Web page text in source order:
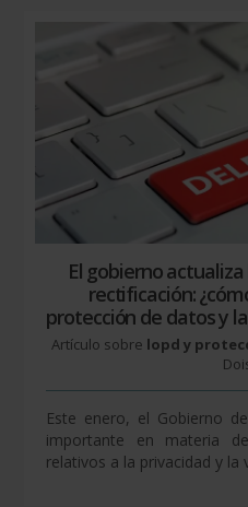
El gobierno
rectificación:
protección de datos y
Artículo sobre lopd y
Este enero, el Gobierno
importante en materia
relativos a la privacidad y la